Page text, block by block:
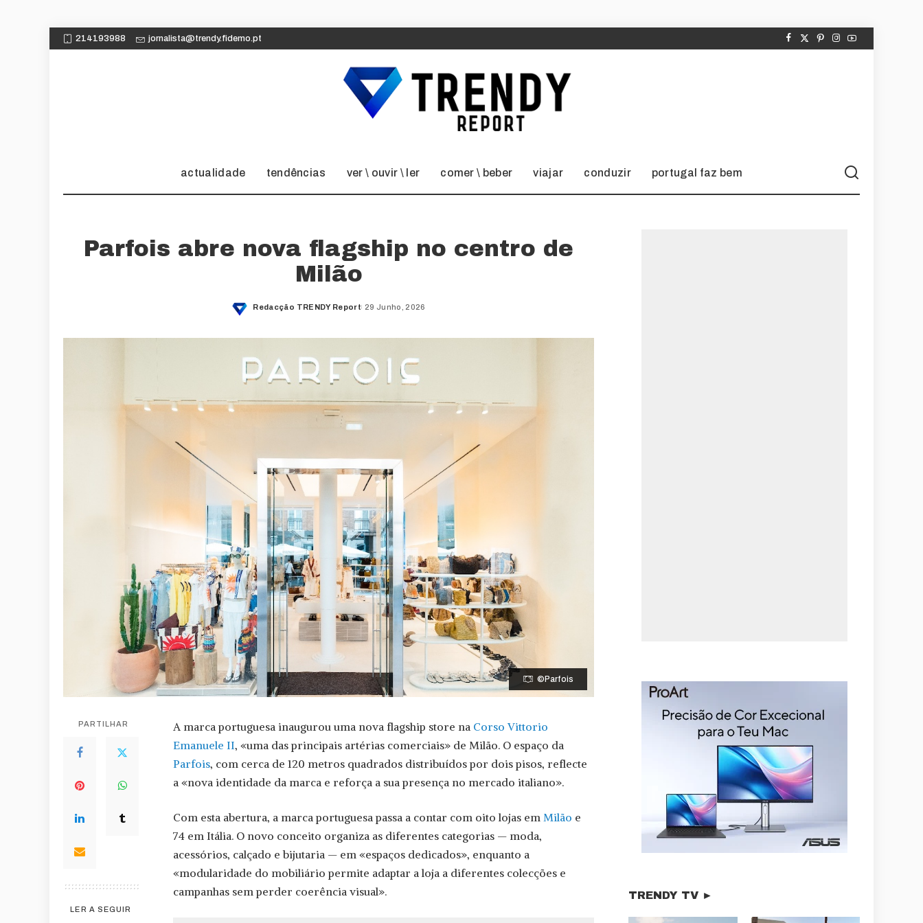
214193988 jornalista@trendy.fidemo.pt
actualidade tendências ver \ ouvir \ ler comer \ beber viajar conduzir portugal faz bem
Parfois abre nova flagship no centro de
Milão
Posted
Redacção TRENDY Report 29 Junho, 2026
©Parfois
PARTILHAR
LER A SEGUIR
A marca portuguesa inaugurou uma nova flagship store na Corso Vittorio
Emanuele II, «uma das principais artérias comerciais» de Milão. O espaço da
Parfois, com cerca de 120 metros quadrados distribuídos por dois pisos, reflecte
a «nova identidade da marca e reforça a sua presença no mercado italiano».
Com esta abertura, a marca portuguesa passa a contar com oito lojas em Milão e
74 em Itália. O novo conceito organiza as diferentes categorias — moda,
acessórios, calçado e bijutaria — em «espaços dedicados», enquanto a
«modularidade do mobiliário permite adaptar a loja a diferentes colecções e
campanhas sem perder coerência visual».
TRENDY TV ►